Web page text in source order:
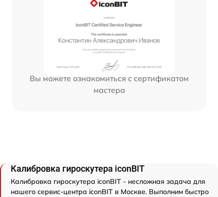
Вы можете ознакомиться с сертификатом
мастера
Калибровка гироскутера iconBIT
Калибровка гироскутера iconBIT - несложная задача для
нашего сервис-центра iconBIT в Москве. Выполним быстро